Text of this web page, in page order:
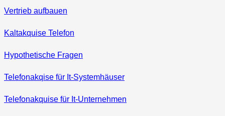
Vertrieb aufbauen
Kaltakquise Telefon
Hypothetische Fragen
Telefonakqise für It‑Systemhäuser
Telefonakquise für It-Unternehmen